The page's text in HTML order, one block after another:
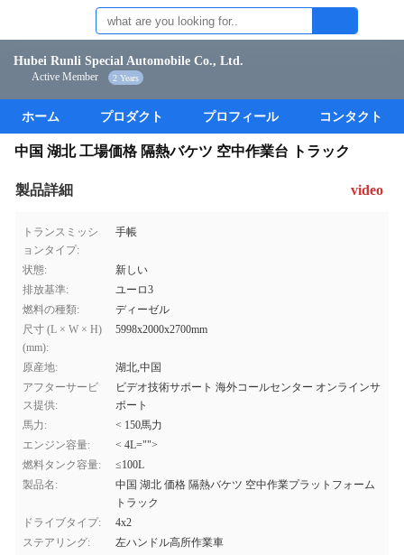
Hubei Runli Special Automobile Co., Ltd.
Active Member 2 Years
ホーム プロダクト プロフィール コンタクト
中国 湖北 工場価格 隔熱バケツ 空中作業台 トラック
製品詳細 video
トランスミッシ
ョンタイプ:
手帳
状態:
新しい
排放基準:
ユーロ3
燃料の種類:
ディーゼル
尺寸 (L × W × H)
(mm):
5998x2000x2700mm
原産地:
湖北,中国
アフターサービ
ス提供:
ビデオ技術サポート 海外コールセンター オンラインサ
ポート
馬力:
< 150馬力
エンジン容量:
< 4L="">
燃料タンク容量:
≤100L
製品名:
中国 湖北 価格 隔熱バケツ 空中作業プラットフォーム
トラック
ドライブタイプ:
4x2
ステアリング:
左ハンドル高所作業車